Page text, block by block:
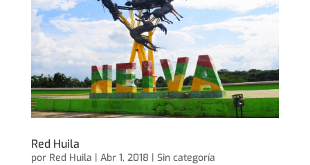
Red Huila
por Red Huila | Abr 1, 2018 | Sin categoría